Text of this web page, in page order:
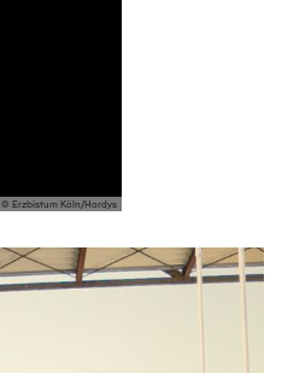
© Erzbistum Köln/Hordys